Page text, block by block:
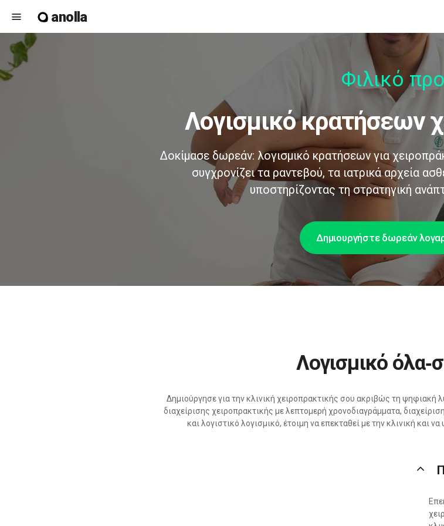
menu anolla
Φιλικό προς
λογισμικό κρατήσεων
Δοκίμασε δωρεάν: λογισμικό κρατήσεων για
συγχρονίζει τα ραντεβού, τα ιατρικά αρχεία
υποστηρίζοντας τη στρατηγική
Δημιουργήστε δωρεάν
Λογισμικό
Δημιούργησε για την κλινική χειροπρακτικής σου ακριβώς τη
διαχείρισης χειροπρακτικής με λεπτομερή χρονοδιαγράμματα,
και λογιστικό λογισμικό, έτοιμη να επεκταθεί με την κλινική και
keyboard_arrow_up